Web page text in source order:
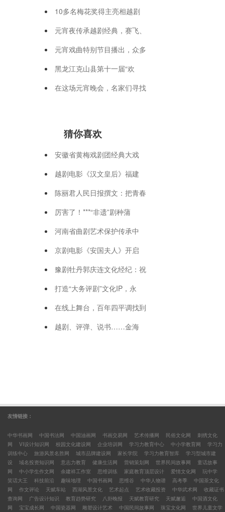
10多名梅花奖得主亮相越剧
元宵夜传承越剧经典，赛飞、
元宵戏曲特别节目播出，众多
黑龙江克山县第十一届“欢
在这场元宵晚会，名家们寻找
猜你喜欢
安徽省黄梅戏剧团经典大戏
越剧电影《汉文皇后》福建
陈丽君人民日报撰文：把青春
厉害了！***“非遗”剧种蒲
河南省曲剧艺术保护传承中
京剧电影《安国夫人》开启
豫剧牡丹郭庆连文化经纪：祝
打造“大务评剧”文化IP，永
在线上舞台，百年四平调找到
越剧、评弹、说书……金海
友情链接：
中华书画网 中国书法网 中国油画网 书画交易网 艺术传播网 民俗文化网
刺绣文化
网
VI设计知识网 校园文化建设网 企业培训网 学习力教育中心 中小学教育网
学习力
训练中心
旅游风景名胜网 城市品牌建设网 家长学院 学习力教育智库
学习型城市建
设
域名投资知识网 意志力教育 健康生活网 营销策划网 世界民间故事网
童话故事
网
中小学生作文网 余建祥工作室 思维训练 家庭教育顶层设计 爱情文化网
玩中学
笑话大王
科技前沿 趣味地理 中国书画网 思维谷 中华人物谱 高考季
中国茶文化
网
作文评论 天赋车站 西湖风景文化 艺术起点 艺术收藏投资 中华武术网
收藏证书
查询网
广告设计知识 教育趋势研究 八卦晚报 天赋教育研究 天赋邂逅
中国酒文化
网
宝宝成长网 中国瓷器网 雕塑设计艺术 中国民间故事网 珠宝文化网 世界儿童文学